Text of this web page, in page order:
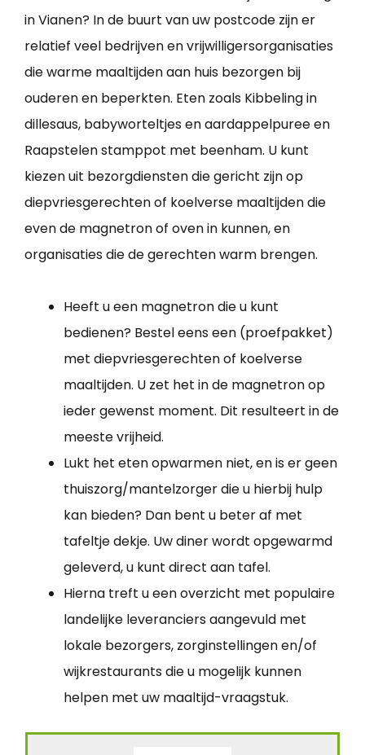
in Vianen? In de buurt van uw postcode zijn er
relatief veel bedrijven en vrijwilligersorganisaties
die warme maaltijden aan huis bezorgen bij
ouderen en beperkten. Eten zoals Kibbeling in
dillesaus, babyworteltjes en aardappelpuree en
Raapstelen stamppot met beenham. U kunt
kiezen uit bezorgdiensten die gericht zijn op
diepvriesgerechten of koelverse maaltijden die
even de magnetron of oven in kunnen, en
organisaties die de gerechten warm brengen.
Heeft u een magnetron die u kunt
bedienen? Bestel eens een (proefpakket)
met diepvriesgerechten of koelverse
maaltijden. U zet het in de magnetron op
ieder gewenst moment. Dit resulteert in de
meeste vrijheid.
Lukt het eten opwarmen niet, en is er geen
thuiszorg/mantelzorger die u hierbij hulp
kan bieden? Dan bent u beter af met
tafeltje dekje. Uw diner wordt opgewarmd
geleverd, u kunt direct aan tafel.
Hierna treft u een overzicht met populaire
landelijke leveranciers aangevuld met
lokale bezorgers, zorginstellingen en/of
wijkrestaurants die u mogelijk kunnen
helpen met uw maaltijd-vraagstuk.